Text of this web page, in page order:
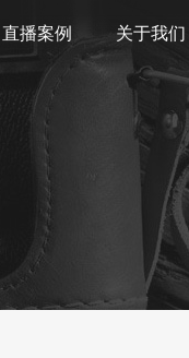
直播案例 关于我们